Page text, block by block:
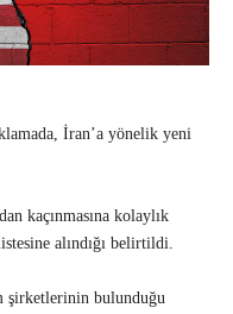
İran’a yönelik yeni
kaçınmasına kolaylık
alındığı belirtildi.
şirketlerinin bulunduğu